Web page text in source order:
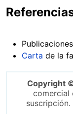
Carta de la
Copyright
comercial